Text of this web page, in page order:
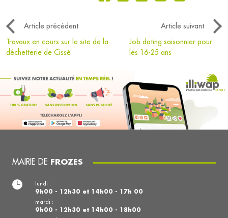
Article précédent
Article suivant
Travaux en cours sur le site de la
déchetterie de Cissé
Job dating saisonnier pour
les 16-25 ans
MAIRIE DE FROZES
lundi :
9h00 - 12h30 et 14h00 - 17h 00
mardi :
9h00 - 12h30 et 14h00 - 18h00